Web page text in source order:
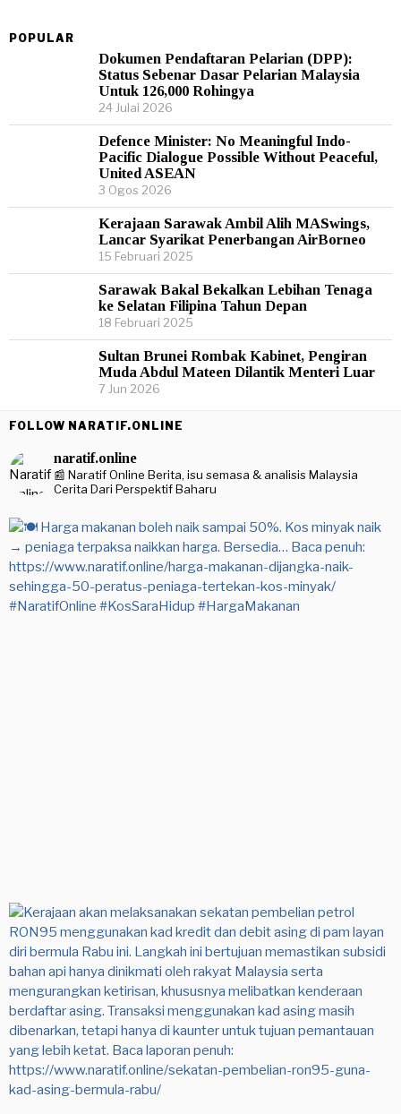
POPULAR
Dokumen Pendaftaran Pelarian (DPP):
Status Sebenar Dasar Pelarian Malaysia
Untuk 126,000 Rohingya
24 Julai 2026
Defence Minister: No Meaningful Indo-
Pacific Dialogue Possible Without Peaceful,
United ASEAN
3 Ogos 2026
Kerajaan Sarawak Ambil Alih MASwings,
Lancar Syarikat Penerbangan AirBorneo
15 Februari 2025
Sarawak Bakal Bekalkan Lebihan Tenaga
ke Selatan Filipina Tahun Depan
18 Februari 2025
Sultan Brunei Rombak Kabinet, Pengiran
Muda Abdul Mateen Dilantik Menteri Luar
7 Jun 2026
FOLLOW NARATIF.ONLINE
naratif.online
📰 Naratif Online Berita, isu semasa & analisis Malaysia
Cerita Dari Perspektif Baharu